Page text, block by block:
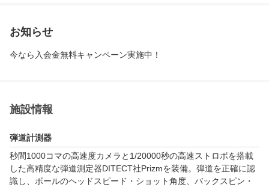
お知らせ
今なら入会金無料キャンペーン実施中！
施設情報
弾道計測器
秒間1000コマの高速度カメラと1/20000秒の高速ストロボを搭載
した高精度な弾道測定器DITECT社Prizmを装備。弾道を正確に認
識し、ボールのヘッドスピード・ショット角度、バックスピン・